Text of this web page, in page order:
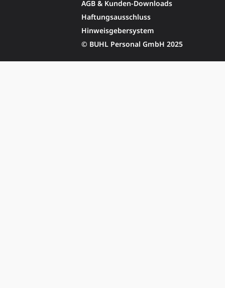
AGB & Kunden-Downloads
Haftungsausschluss
Hinweisgebersystem
© BUHL Personal GmbH 2025